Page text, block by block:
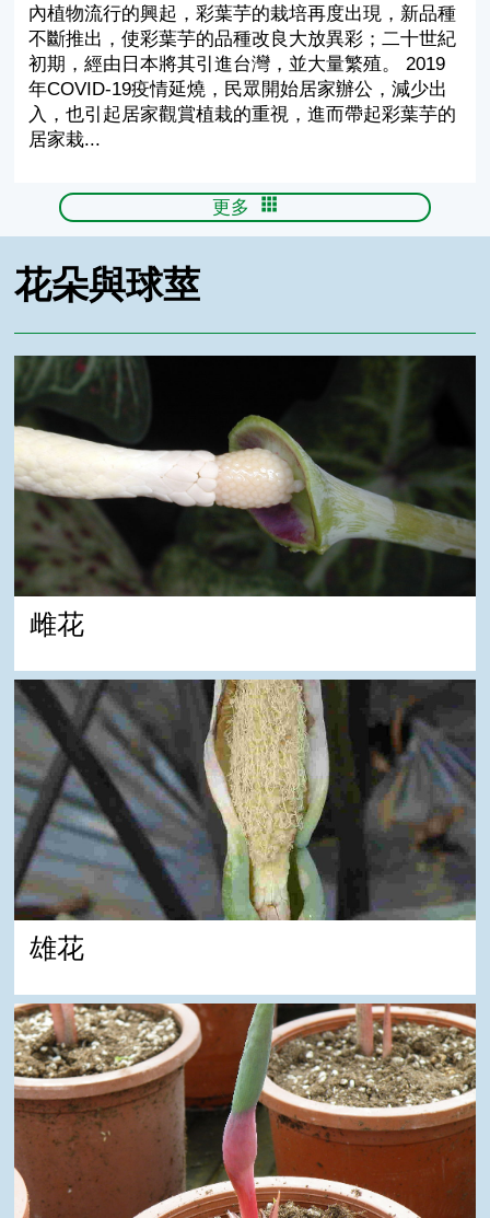
內植物流行的興起，彩葉芋的栽培再度出現，新品種
不斷推出，使彩葉芋的品種改良大放異彩；二十世紀
初期，經由日本將其引進台灣，並大量繁殖。 2019
年COVID-19疫情延燒，民眾開始居家辦公，減少出
入，也引起居家觀賞植栽的重視，進而帶起彩葉芋的
居家栽...
更多
花朵與球莖
雌花
雌花
雄花
雄花
花朵